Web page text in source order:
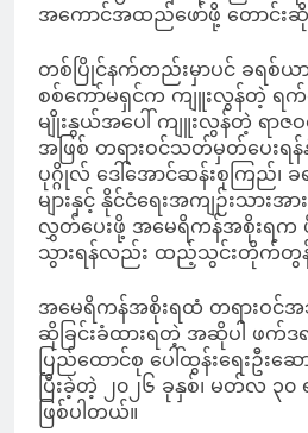
အကောင်အထည်ဖော်ဖို့ တောင်းဆို
တစ်ပြိုင်နက်တည်းမှာပင် ခရစ်ယ
စစ်ကော်မရှင်က ကျူးလွန်တဲ့ ရ
မျိုးနွယ်အပေါ် ကျူးလွန်တဲ့ ရာဇ
အဖြစ် တရားဝင်သတ်မှတ်ပေးရ
ပုဂ္ဂိုလ် ဒေါ်အောင်ဆန်းစုကြည်၊
များနှင့် နိုင်ငံရေးအကျဉ်းသားအ
လွှတ်ပေးဖို့ အမေရိကန်အစိုးရက
သွားရန်လည်း ထည့်သွင်းတိုက်တွန်
အမေရိကန်အစိုးရထံ တရားဝင်
ဆိုခြင်းခံထားရတဲ့ အဆိုပါ ဖက်
ပြည်ထောင်စု ပေါ်ထွန်းရေးဦးဆ
ပြီးခဲ့တဲ့ ၂၀၂၆ ခုနှစ်၊ မတ်လ ၃
ဖြစ်ပါတယ်။